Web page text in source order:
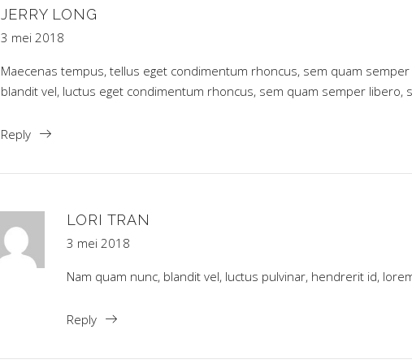
JERRY LONG
3 mei 2018
Maecenas tempus, tellus eget condimentum rhoncus, sem quam
blandit vel, luctus eget condimentum rhoncus, sem quam semper libero,
Reply
LORI TRAN
3 mei 2018
Nam quam nunc, blandit vel, luctus pulvinar, hendrerit id,
Reply